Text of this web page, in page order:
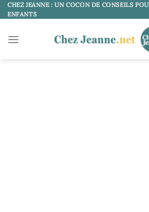
Passer
au
CHEZ JEANNE : UN COCON DE CONSEILS
ENFANTS